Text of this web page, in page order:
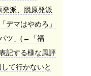
派、脱原発派
デマはやめろ」
ツ」(←「福
記する様な風評
て行かないと